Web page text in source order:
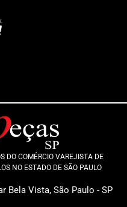
DO COMÉRCIO VAREJISTA DE
NO ESTADO DE SÃO PAULO
Bela Vista, São Paulo - SP